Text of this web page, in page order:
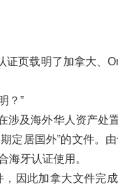
页载明了加拿大、
？”
及海外华人资产处
定居国外”的文件。
海牙认证使用。
因此加拿大文件完